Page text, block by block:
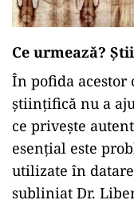
Ce urmează?
În pofida acestor
științifică nu a
ce privește
esențial este
utilizate în
subliniat Dr.